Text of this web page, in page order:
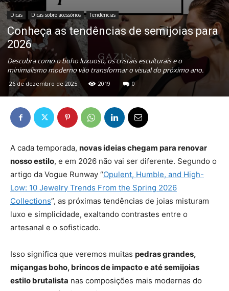
Dicas Dicas sobre acessórios Tendências
Conheça as tendências de semijoias para
2026
Descubra como o boho luxuoso, os cristais esculturais e o
minimalismo moderno vão transformar o visual do próximo ano.
26 de dezembro de 2025 2019 0
A cada temporada, novas ideias chegam para renovar
nosso estilo, e em 2026 não vai ser diferente. Segundo o
artigo da Vogue Runway “Opulent, Humble, and High-
Low: 10 Jewelry Trends From the Spring 2026
Collections”, as próximas tendências de joias misturam
luxo e simplicidade, exaltando contrastes entre o
artesanal e o sofisticado.
Isso significa que veremos muitas pedras grandes,
miçangas boho, brincos de impacto e até semijoias
estilo brutalista nas composições mais modernas do